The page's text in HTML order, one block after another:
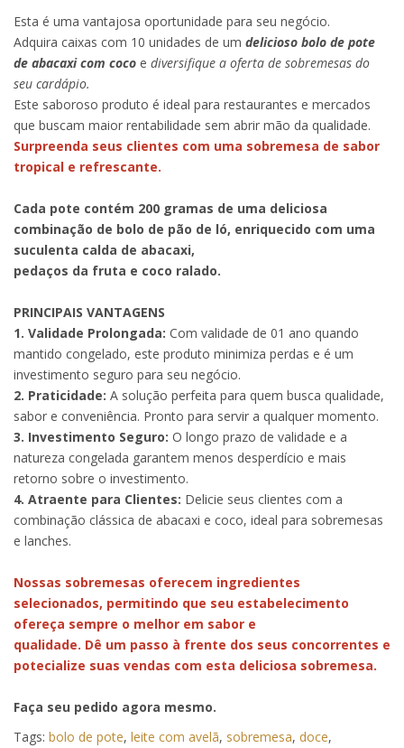
Esta é uma vantajosa oportunidade para seu negócio.
Adquira caixas com 10 unidades de um delicioso bolo de pote
de abacaxi com coco e diversifique a oferta de sobremesas do
seu cardápio.
Este saboroso produto é ideal para restaurantes e mercados
que buscam maior rentabilidade sem abrir mão da qualidade.
Surpreenda seus clientes com uma sobremesa de sabor
tropical e refrescante.
Cada pote contém 200 gramas de uma deliciosa
combinação de bolo de pão de ló, enriquecido com uma
suculenta calda de abacaxi,
pedaços da fruta e coco ralado.
PRINCIPAIS VANTAGENS
1. Validade Prolongada: Com validade de 01 ano quando
mantido congelado, este produto minimiza perdas e é um
investimento seguro para seu negócio.
2. Praticidade: A solução perfeita para quem busca qualidade,
sabor e conveniência. Pronto para servir a qualquer momento.
3. Investimento Seguro: O longo prazo de validade e a
natureza congelada garantem menos desperdício e mais
retorno sobre o investimento.
4. Atraente para Clientes: Delicie seus clientes com a
combinação clássica de abacaxi e coco, ideal para sobremesas
e lanches.
Nossas sobremesas oferecem ingredientes
selecionados, permitindo que seu estabelecimento
ofereça sempre o melhor em sabor e
qualidade. Dê um passo à frente dos seus concorrentes e
potecialize suas vendas com esta deliciosa sobremesa.
Faça seu pedido agora mesmo.
Tags: bolo de pote, leite com avelã, sobremesa, doce,